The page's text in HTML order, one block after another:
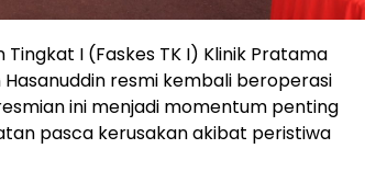
I (Faskes TK I) Klinik Pratama
resmi kembali beroperasi
ini menjadi momentum penting
pasca kerusakan akibat peristiwa